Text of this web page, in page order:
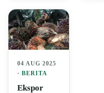
04 AUG 2025
· BERITA
Ekspor